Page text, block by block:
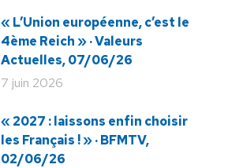
« L’Union européenne, c’est le
4ème Reich » · Valeurs
Actuelles, 07/06/26
7 juin 2026
« 2027 : laissons enfin choisir
les Français ! » · BFMTV,
02/06/26